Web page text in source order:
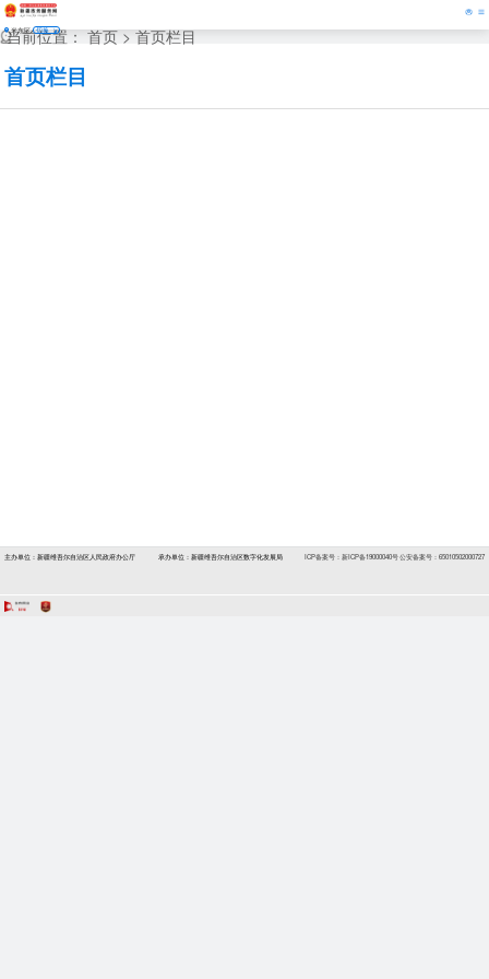
米东区 切换
当前位置：首页>首页栏目
首页栏目
主办单位：新疆维吾尔自治区人民政府办公厅 承办单位：新疆维吾尔自治区数字化发展局 ICP备案号：新ICP备19000040号公安备案号：65010502000727